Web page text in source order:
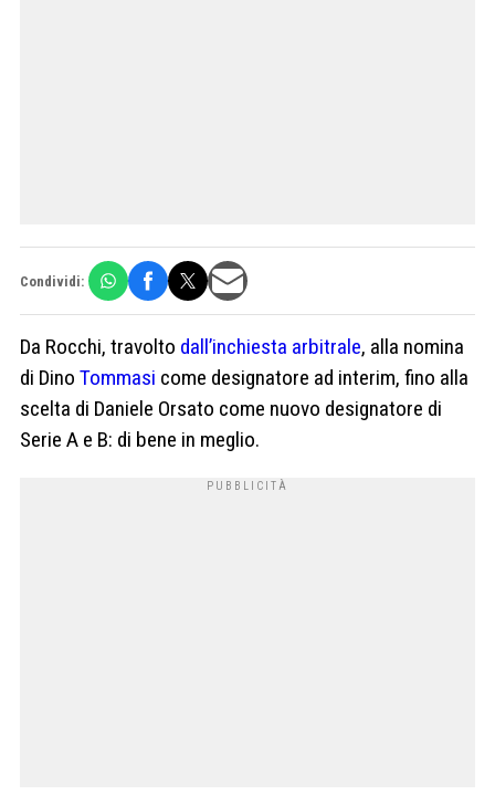
Condividi:
Da Rocchi, travolto dall’inchiesta arbitrale, alla nomina
di Dino Tommasi come designatore ad interim, fino alla
scelta di Daniele Orsato come nuovo designatore di
Serie A e B: di bene in meglio.